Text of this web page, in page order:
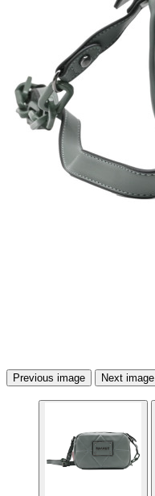
Previous image Next image